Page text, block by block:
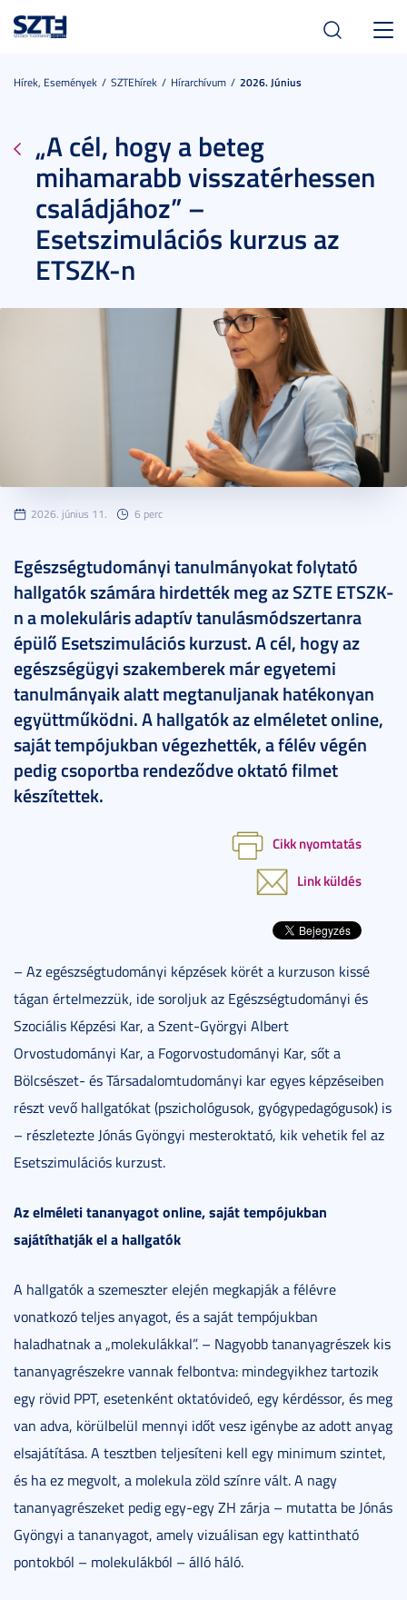
Hírek, Események SZTEhírek Hírarchívum 2026. Június
„A cél, hogy a beteg
mihamarabb visszatérhessen
családjához” –
Esetszimulációs kurzus az
ETSZK-n
2026. június 11. 6 perc
Egészségtudományi tanulmányokat folytató
hallgatók számára hirdették meg az SZTE ETSZK-
n a molekuláris adaptív tanulásmódszertanra
épülő Esetszimulációs kurzust. A cél, hogy az
egészségügyi szakemberek már egyetemi
tanulmányaik alatt megtanuljanak hatékonyan
együttműködni. A hallgatók az elméletet online,
saját tempójukban végezhették, a félév végén
pedig csoportba rendeződve oktató filmet
készítettek.
Cikk nyomtatás
Link küldés
– Az egészségtudományi képzések körét a kurzuson kissé
tágan értelmezzük, ide soroljuk az Egészségtudományi és
Szociális Képzési Kar, a Szent-Györgyi Albert
Orvostudományi Kar, a Fogorvostudományi Kar, sőt a
Bölcsészet- és Társadalomtudományi kar egyes képzéseiben
részt vevő hallgatókat (pszichológusok, gyógypedagógusok) is
– részletezte Jónás Gyöngyi mesteroktató, kik vehetik fel az
Esetszimulációs kurzust.
Az elméleti tananyagot online, saját tempójukban
sajátíthatják el a hallgatók
A hallgatók a szemeszter elején megkapják a félévre
vonatkozó teljes anyagot, és a saját tempójukban
haladhatnak a „molekulákkal”. – Nagyobb tananyagrészek kis
tananyagrészekre vannak felbontva: mindegyikhez tartozik
egy rövid PPT, esetenként oktatóvideó, egy kérdéssor, és meg
van adva, körülbelül mennyi időt vesz igénybe az adott anyag
elsajátítása. A tesztben teljesíteni kell egy minimum szintet,
és ha ez megvolt, a molekula zöld színre vált. A nagy
tananyagrészeket pedig egy-egy ZH zárja – mutatta be Jónás
Gyöngyi a tananyagot, amely vizuálisan egy kattintható
pontokból – molekulákból – álló háló.